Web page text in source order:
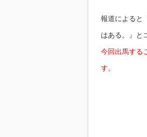
報道によると
はある。』と
今回出馬する
す。